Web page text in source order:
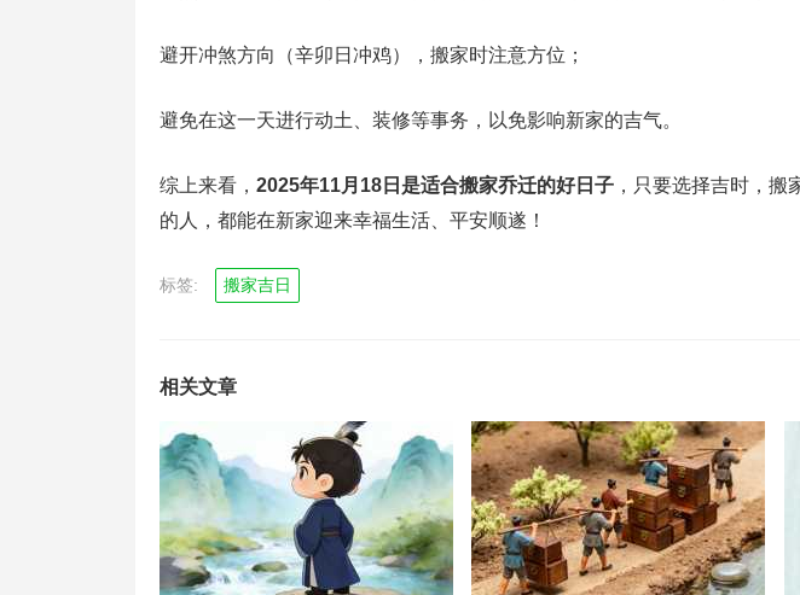
避开冲煞方向（辛卯日冲鸡），搬家时注意方位；
避免在这一天进行动土、装修等事务，以免影响新家的吉气。
综上来看， 2025年11月18日是适合搬家乔迁的好日子 ，只要选择吉时，搬
的人，都能在新家迎来幸福生活、平安顺遂！
标签: 搬家吉日
相关文章